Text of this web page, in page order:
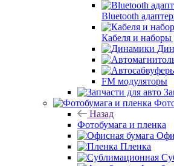
Bluetooth
Кабеля и
FM модуляторы
Назад
Фотобумага и пленка
Пленка